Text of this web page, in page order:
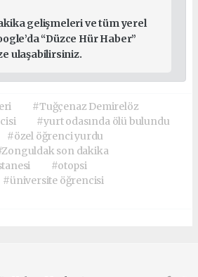
gelişmeleri ve tüm yerel
“Düzce Hür Haber”
ulaşabilirsiniz.
#Tuğçenaz Demirelöz
#yurt odasında ölü bulundu
#özel öğrenci yurdu
son dakika
#otopsi
#üniversite öğrencisi